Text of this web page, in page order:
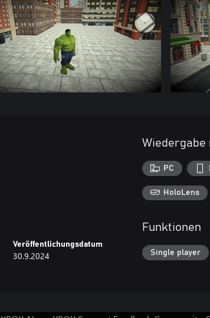
Veröffentlichungsdatum
30.9.2024
Wiedergabe
PC
HoloLens
Funktionen
Single player